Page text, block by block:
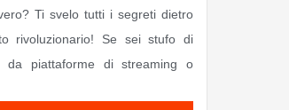
Ti svelo tutti i segreti dietro
rivoluzionario! Se sei stufo di
da piattaforme di streaming o